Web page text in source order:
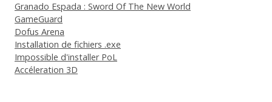
Granado Espada : Sword Of The New World
GameGuard
Dofus Arena
Installation de fichiers .exe
Impossible d'installer PoL
Accéleration 3D